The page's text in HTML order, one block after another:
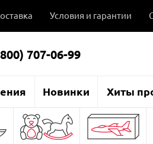
Условия и гарантии
707-06-99
Новинки Хиты